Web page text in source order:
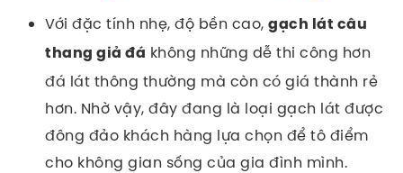
Với đặc tính nhẹ, độ bền cao, gạch lát câu
thang giả đá không những dễ thi công hơn
đá lát thông thường mà còn có giá thành rẻ
hơn. Nhờ vậy, đây đang là loại gạch lát được
đông đảo khách hàng lựa chọn để tô điểm
cho không gian sống của gia đình mình.